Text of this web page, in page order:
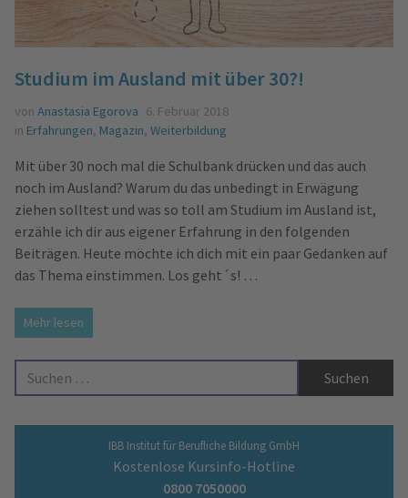
Studium im Ausland mit über 30?!
von Anastasia Egorova 6. Februar 2018
in Erfahrungen, Magazin, Weiterbildung
Mit über 30 noch mal die Schulbank drücken und das auch
noch im Ausland? Warum du das unbedingt in Erwägung
ziehen solltest und was so toll am Studium im Ausland ist,
erzähle ich dir aus eigener Erfahrung in den folgenden
Beiträgen. Heute möchte ich dich mit ein paar Gedanken auf
das Thema einstimmen. Los geht´s! …
Mehr lesen
Suche nach:
IBB Institut für Berufliche Bildung GmbH
Kostenlose Kursinfo-Hotline
0800 7050000